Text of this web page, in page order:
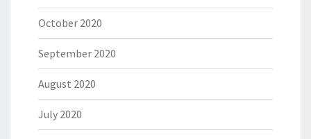
October 2020
September 2020
August 2020
July 2020